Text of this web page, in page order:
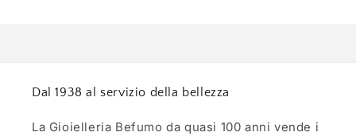
Dal 1938 al servizio della bellezza
La Gioielleria Befumo da quasi 100 anni vende i